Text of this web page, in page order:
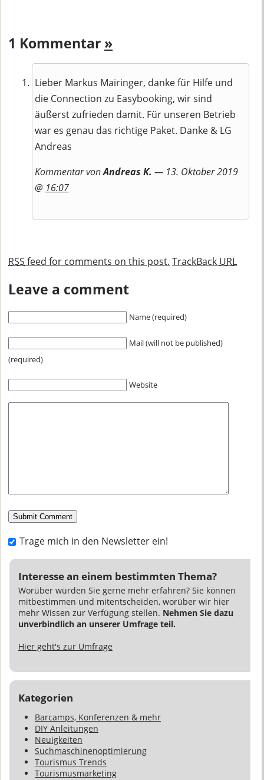
1 Kommentar »
Lieber Markus Mairinger, danke für Hilfe und
die Connection zu Easybooking, wir sind
äußerst zufrieden damit. Für unseren Betrieb
war es genau das richtige Paket. Danke & LG
Andreas
Kommentar vonAndreas K. — 13. Oktober 2019
@ 16:07
RSS feed for comments on this post. TrackBack URL
Leave a comment
Name (required)
Mail (will not be published)
(required)
Website
Trage mich in den Newsletter ein!
Interesse an einem bestimmten Thema?
Worüber würden Sie gerne mehr erfahren? Sie können
mitbestimmen und mitentscheiden, worüber wir hier
mehr Wissen zur Verfügung stellen. Nehmen Sie dazu
unverbindlich an unserer Umfrage teil.
Hier geht's zur Umfrage
Kategorien
Barcamps, Konferenzen & mehr
DIY Anleitungen
Neuigkeiten
Suchmaschinenoptimierung
Tourismus Trends
Tourismusmarketing